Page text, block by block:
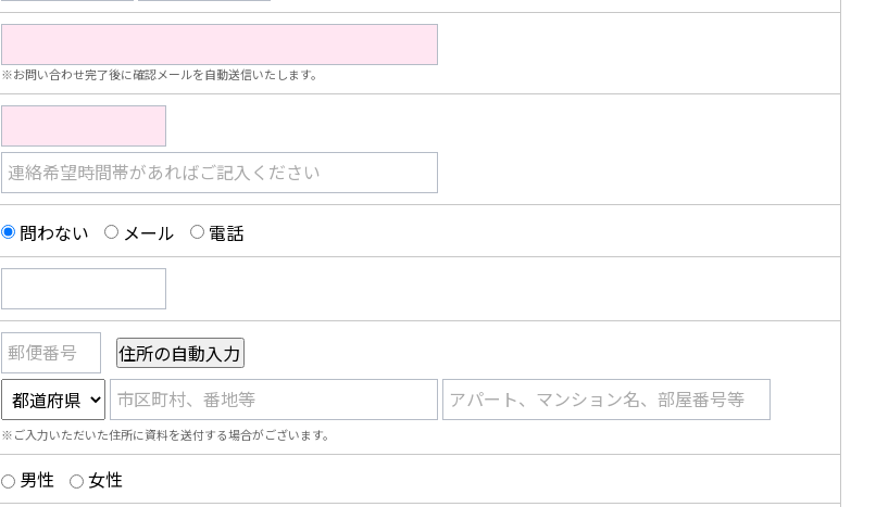
※お問い合わせ完了後に確認メールを自動送信いたします。
連絡希望時間帯があればご記入ください
問わない メール 電話
郵便番号
市区町村、番地等
アパート、マンション名、部屋番号等
※ご入力いただいた住所に資料を送付する場合がございます。
男性 女性